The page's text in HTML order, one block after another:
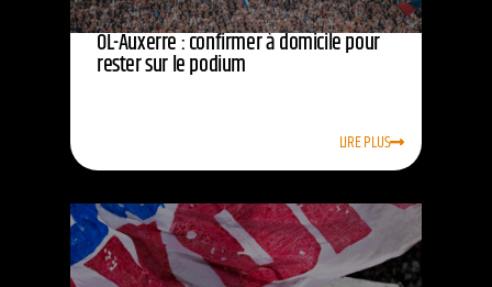
OL-Auxerre : confirmer à domicile pour
rester sur le podium
LIRE PLUS